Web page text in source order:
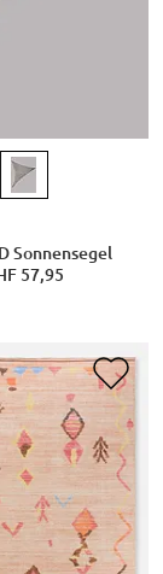
Sonnensegel
57,95